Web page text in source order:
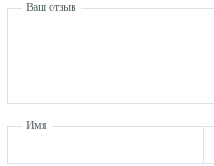
Ваш отзыв
Имя